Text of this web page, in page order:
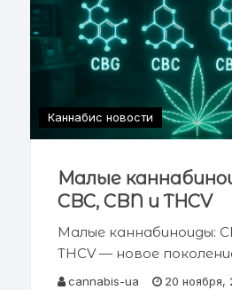
Каннабис новости
Малые
CBC, CBN и THCV
Малые каннабиноиды:
THCV — новое
фармакологии
cannabis-ua 20 ноября,